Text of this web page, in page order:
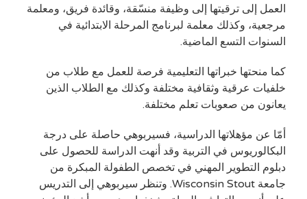
العمل إلى ترقيتها إلى وظيفة منسّقة، وقائدة فريق، ومعلمة
مرجعية، وكذلك معلمة لبرنامج المرحلة الابتدائية في
السنوات التسع الماضية.
كما منحتها خبراتها التعليمية فرصة للعمل مع طلاب من
خلفيات عرقية وثقافية مختلفة وكذلك مع الطلاب الذين
يعانون من صعوبات تعلم مختلفة.
أمّا عن مؤهلاتها الدراسية، فسيربوهي حاصلة على درجة
البكالوريوس في التربية وقد أنهت الدراسة للحصول على
دبلوم التطوير المهني في تخصص الطفولة المبكرة من
جامعةWisconsin Stout. وتنظر سيربوهي إلى التدريس